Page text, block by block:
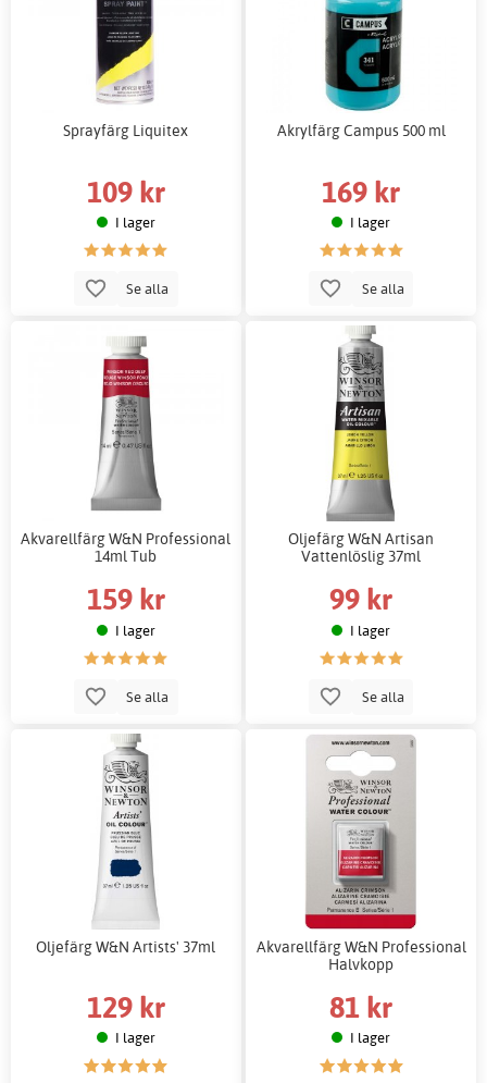
Sprayfärg Liquitex
109 kr
I lager
Se alla
Akrylfärg Campus 500 ml
169 kr
I lager
Se alla
Akvarellfärg W&N Professional
14ml Tub
159 kr
I lager
Se alla
Oljefärg W&N Artisan
Vattenlöslig 37ml
99 kr
I lager
Se alla
Oljefärg W&N Artists' 37ml
129 kr
I lager
Akvarellfärg W&N Professional
Halvkopp
81 kr
I lager